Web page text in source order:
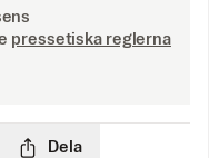
pressetiska reglerna
Dela